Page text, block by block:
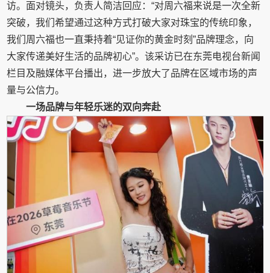
访。面对镜头，负责人简洁回应：“对周六福来说是一次全新
突破，我们希望通过这种方式打破大家对珠宝的传统印象，
我们周六福也一直秉持着“见证你的黄金时刻”品牌理念，向
大家传递美好生活的品牌初心”。该采访已在东莞电视台新闻
栏目及融媒体平台播出，进一步放大了品牌在区域市场的声
量与公信力。
一场品牌与年轻乐迷的双向奔赴